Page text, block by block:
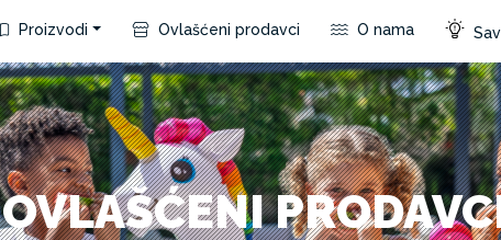
Proizvodi Ovlašćeni prodavci O nama
OVLAŠĆENI